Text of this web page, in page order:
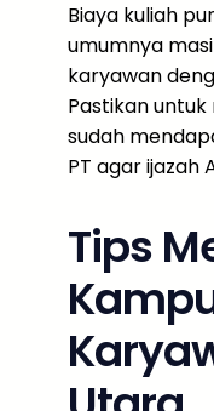
Biaya kuliah
umumnya
karyawan
Pastikan
sudah
PT agar ijazah
Tips